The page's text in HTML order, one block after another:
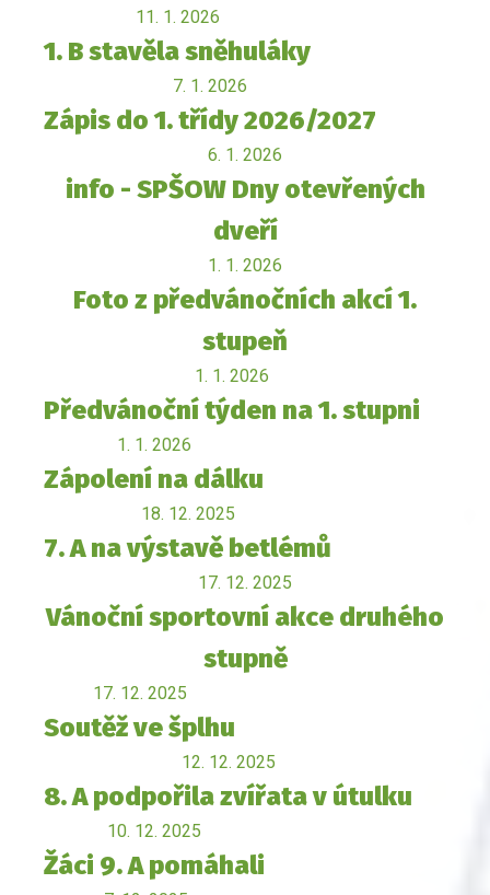
11. 1. 2026
1. B stavěla sněhuláky
7. 1. 2026
Zápis do 1. třídy 2026/2027
6. 1. 2026
info - SPŠOW Dny otevřených
dveří
1. 1. 2026
Foto z předvánočních akcí 1.
stupeň
1. 1. 2026
Předvánoční týden na 1. stupni
1. 1. 2026
Zápolení na dálku
18. 12. 2025
7. A na výstavě betlémů
17. 12. 2025
Vánoční sportovní akce druhého
stupně
17. 12. 2025
Soutěž ve šplhu
12. 12. 2025
8. A podpořila zvířata v útulku
10. 12. 2025
Žáci 9. A pomáhali